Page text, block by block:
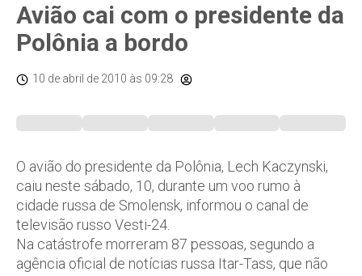
Avião cai com o presidente da
Polônia a bordo
10 de abril de 2010 às 09:28
O avião do presidente da Polônia, Lech Kaczynski,
caiu neste sábado, 10, durante um voo rumo à
cidade russa de Smolensk, informou o canal de
televisão russo Vesti-24.
Na catástrofe morreram 87 pessoas, segundo a
agência oficial de notícias russa Itar-Tass, que não